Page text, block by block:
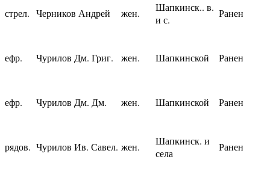
стрел. Черников Андрей жен.
Шапкинск.. в.
и с.
Ранен
ефр. Чурилов Дм. Григ. жен. Шапкинской Ранен
ефр. Чурилов Дм. Дм. жен. Шапкинской Ранен
рядов. Чурилов Ив. Савел. жен.
Шапкинск. и
села
Ранен